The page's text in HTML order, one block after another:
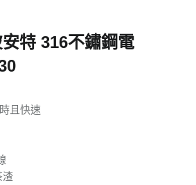
特 316不鏽鋼電
且快速